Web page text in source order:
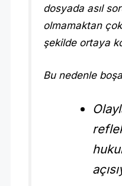
dosyada asıl
olmamaktan
şekilde ortaya
Bu nedenle